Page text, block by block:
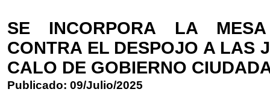
SE INCORPORA LA
CONTRA EL DESPOJO A LAS
CALO DE GOBIERNO
Publicado: 09/Julio/2025